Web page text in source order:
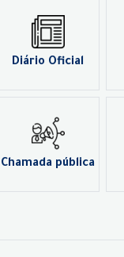
Diário Oficial
Chamada pública